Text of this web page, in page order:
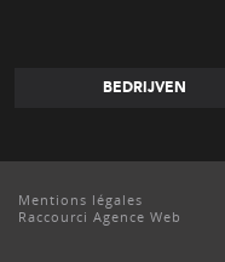
BEDRIJVEN
Mentions légales
Raccourci Agence Web